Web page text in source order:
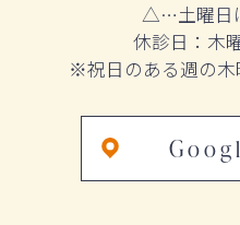
△…土曜日
休診日：木
※祝日のある週の